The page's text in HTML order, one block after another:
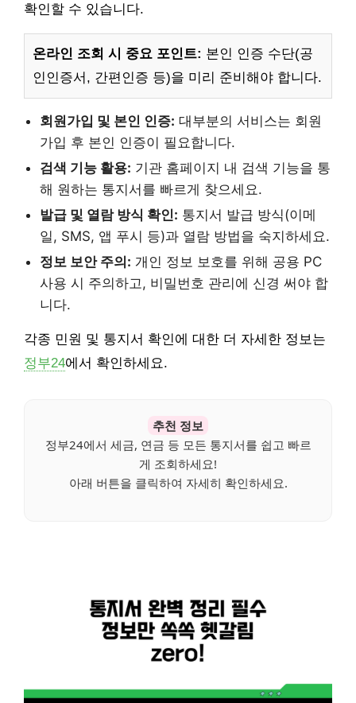
확인할 수 있습니다.
온라인 조회 시 중요 포인트: 본인 인증 수단(공
인인증서, 간편인증 등)을 미리 준비해야 합니다.
회원가입 및 본인 인증: 대부분의 서비스는 회원
가입 후 본인 인증이 필요합니다.
검색 기능 활용: 기관 홈페이지 내 검색 기능을 통
해 원하는 통지서를 빠르게 찾으세요.
발급 및 열람 방식 확인: 통지서 발급 방식(이메
일, SMS, 앱 푸시 등)과 열람 방법을 숙지하세요.
정보 보안 주의: 개인 정보 보호를 위해 공용 PC
사용 시 주의하고, 비밀번호 관리에 신경 써야 합
니다.
각종 민원 및 통지서 확인에 대한 더 자세한 정보는
정부24에서 확인하세요.
추천 정보
정부24에서 세금, 연금 등 모든 통지서를 쉽고 빠르
게 조회하세요!
아래 버튼을 클릭하여 자세히 확인하세요.